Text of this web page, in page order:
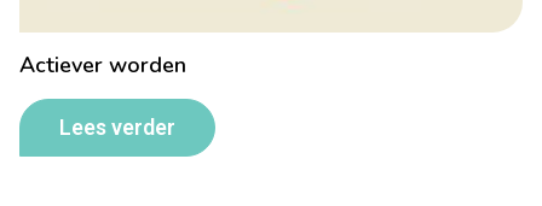
Actiever worden
Lees verder